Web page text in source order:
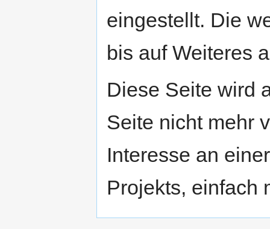
eingestellt. Die
bis auf Weiteres
Diese Seite wird
Seite nicht mehr
Interesse an
Projekts, einfach